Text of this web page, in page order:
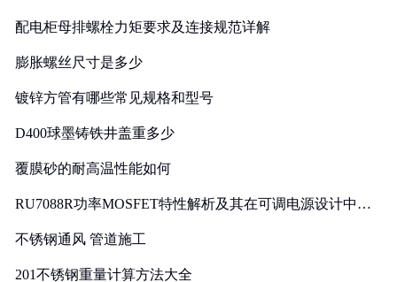
配电柜母排螺栓力矩要求及连接规范详解
膨胀螺丝尺寸是多少
镀锌方管有哪些常见规格和型号
D400球墨铸铁井盖重多少
覆膜砂的耐高温性能如何
RU7088R功率MOSFET特性解析及其在可调电源设计中的
不锈钢通风 管道施工
201不锈钢重量计算方法大全